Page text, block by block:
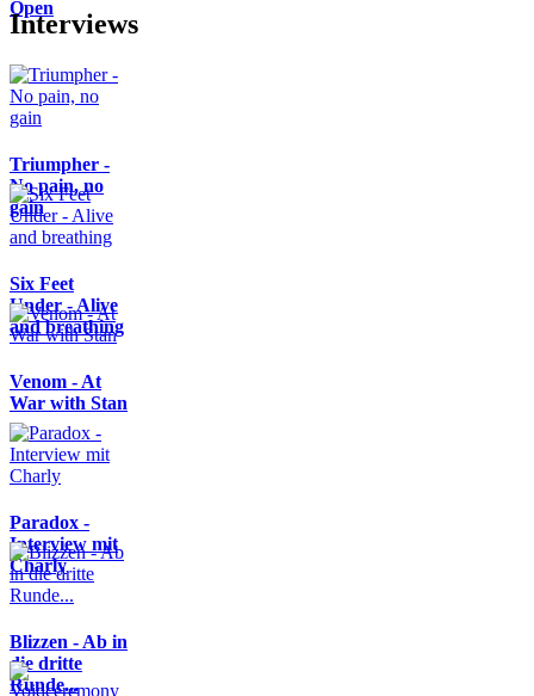
Open
Interviews
Triumpher -
No pain, no
gain
Six Feet
Under - Alive
and breathing
Venom - At
War with Stan
Paradox -
Interview mit
Charly
Blizzen - Ab in
die dritte
Runde...